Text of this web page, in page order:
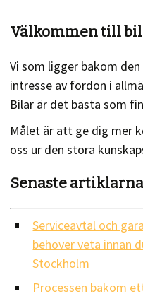
Välkommen till
Vi som ligger bakom
intresse av fordon i
Bilar är det bästa som
Målet är att ge dig mer
oss ur den stora
Senaste artiklarna
Serviceavtal och
behöver veta innan
Stockholm
Processen bakom